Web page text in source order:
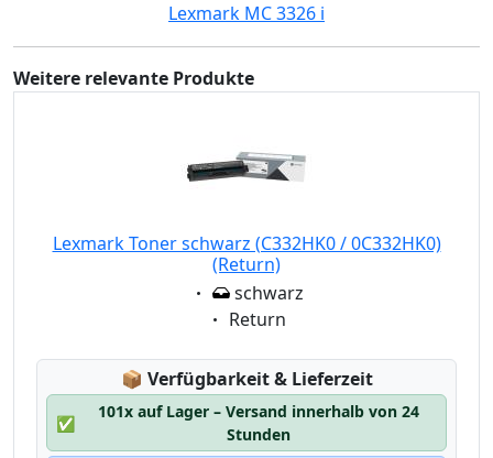
Lexmark MC 3326 i
Weitere relevante Produkte
Lexmark Toner schwarz (C332HK0 / 0C332HK0)
(Return)
Eigenschaft:
schwarz
Eigenschaft:
Return
📦 Lagerstatus:
Verfügbarkeit & Lieferzeit
✅
101x auf Lager – Versand innerhalb von 24
Stunden